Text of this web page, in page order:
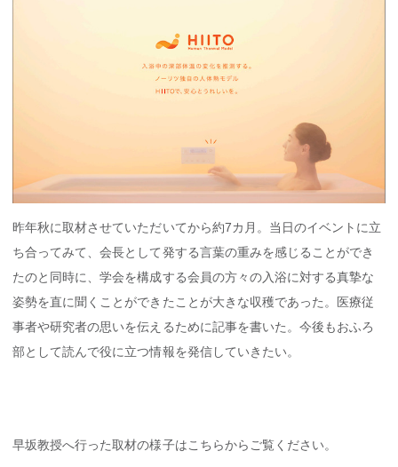
昨年秋に取材させていただいてから約7カ月。当日のイベントに立
ち合ってみて、会長として発する言葉の重みを感じることができ
たのと同時に、学会を構成する会員の方々の入浴に対する真摯な
姿勢を直に聞くことができたことが大きな収穫であった。医療従
事者や研究者の思いを伝えるために記事を書いた。今後もおふろ
部として読んで役に立つ情報を発信していきたい。
早坂教授へ行った取材の様子はこちらからご覧ください。